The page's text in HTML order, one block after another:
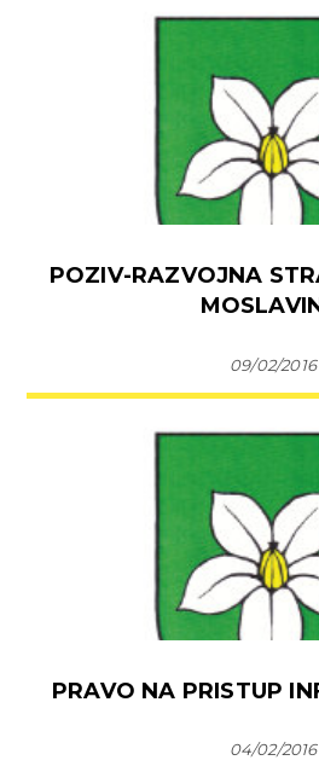
POZIV-RAZVOJNA
09/02/2016
PRAVO NA PRISTUP
04/02/2016